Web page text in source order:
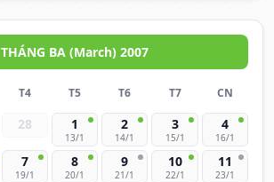
THÁNG BA (March) 2007
T4 T5 T6 T7 CN
28 1
13/1
2
14/1
3
15/1
4
16/1
7
19/1
8
20/1
9
21/1
10
22/1
11
23/1